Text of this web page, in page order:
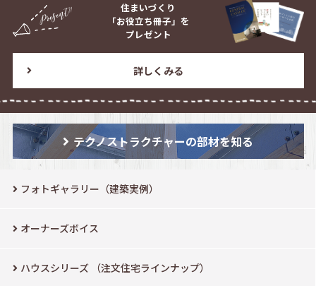
住まいづくり
「お役立ち冊子」を
プレゼント
詳しくみる
テクノストラクチャーの部材を知る
フォトギャラリー（建築実例）
オーナーズボイス
ハウスシリーズ （注文住宅ラインナップ）